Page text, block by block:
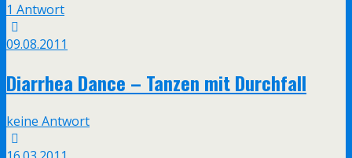
1 Antwort
09.08.2011
Diarrhea Dance – Tanzen mit Durchfall
keine Antwort